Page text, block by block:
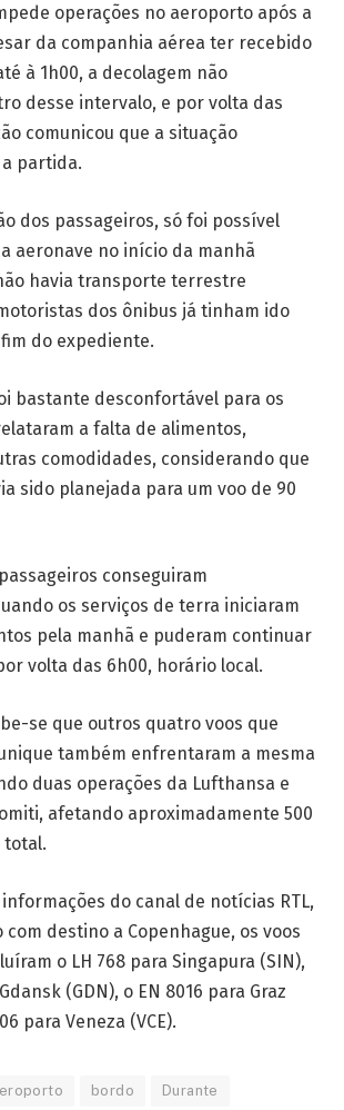
operações no aeroporto após a
da companhia aérea ter recebido
à 1h00, a decolagem não
desse intervalo, e por volta das
comunicou que a situação
partida.
dos passageiros, só foi possível
aeronave no início da manhã
havia transporte terrestre
dos ônibus já tinham ido
do expediente.
bastante desconfortável para os
a falta de alimentos,
comodidades, considerando que
sido planejada para um voo de 90
conseguiram
os serviços de terra iniciaram
pela manhã e puderam continuar
volta das 6h00, horário local.
se que outros quatro voos que
também enfrentaram a mesma
duas operações da Lufthansa e
afetando aproximadamente 500
total.
do canal de notícias RTL,
com destino a Copenhague, os voos
o LH 768 para Singapura (SIN),
(GDN), o EN 8016 para Graz
para Veneza (VCE).
bordo Durante